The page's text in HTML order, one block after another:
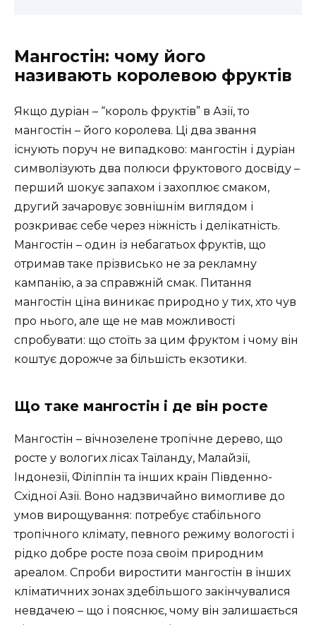
Мангостін: чому його
називають королевою фруктів
Якщо дуріан – “король фруктів” в Азії, то
мангостін – його королева. Ці два звання
існують поруч не випадково: мангостін і дуріан
символізують два полюси фруктового досвіду –
перший шокує запахом і захоплює смаком,
другий зачаровує зовнішнім виглядом і
розкриває себе через ніжність і делікатність.
Мангостін – один із небагатьох фруктів, що
отримав таке прізвисько не за рекламну
кампанію, а за справжній смак. Питання
мангостін ціна виникає природно у тих, хто чув
про нього, але ще не мав можливості
спробувати: що стоїть за цим фруктом і чому він
коштує дорожче за більшість екзотики.
Що таке мангостін і де він росте
Мангостін – вічнозелене тропічне дерево, що
росте у вологих лісах Таїланду, Малайзії,
Індонезії, Філіппін та інших країн Південно-
Східної Азії. Воно надзвичайно вимогливе до
умов вирощування: потребує стабільного
тропічного клімату, певного режиму вологості і
рідко добре росте поза своїм природним
ареалом. Спроби виростити мангостін в інших
кліматичних зонах здебільшого закінчувалися
невдачею – що і пояснює, чому він залишається